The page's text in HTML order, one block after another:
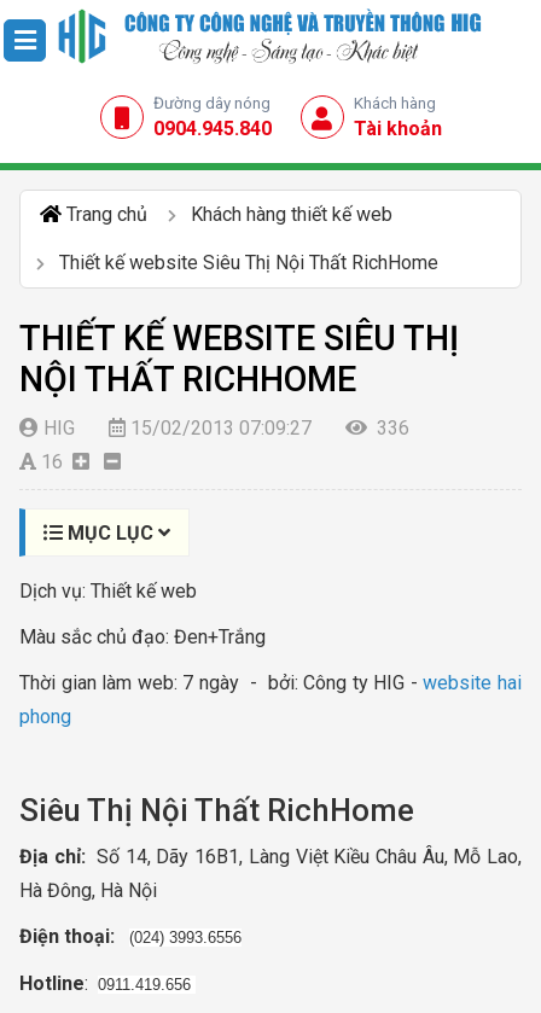
Đường dây nóng
0904.945.840
Khách hàng
Tài khoản
Trang chủ Khách hàng thiết kế web
Thiết kế website Siêu Thị Nội Thất RichHome
THIẾT KẾ WEBSITE SIÊU THỊ
NỘI THẤT RICHHOME
HIG 15/02/2013 07:09:27
336
16
MỤC LỤC
Dịch vụ: Thiết kế web
Màu sắc chủ đạo: Đen+Trắng
Thời gian làm web: 7 ngày - bởi: Công ty HIG -website hai
phong
Siêu Thị Nội Thất RichHome
Địa chỉ: Số 14, Dãy 16B1, Làng Việt Kiều Châu Âu, Mỗ Lao,
Hà Đông, Hà Nội
Điện thoại:
(024) 3993.6556
Hotline: 0911.419.656